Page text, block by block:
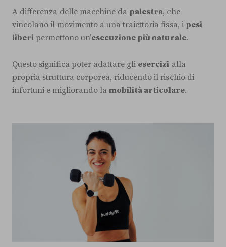
A differenza delle macchine da palestra, che
vincolano il movimento a una traiettoria fissa, i pesi
liberi permettono un’esecuzione più naturale.
Questo significa poter adattare gli esercizi alla
propria struttura corporea, riducendo il rischio di
infortuni e migliorando la mobilità articolare.